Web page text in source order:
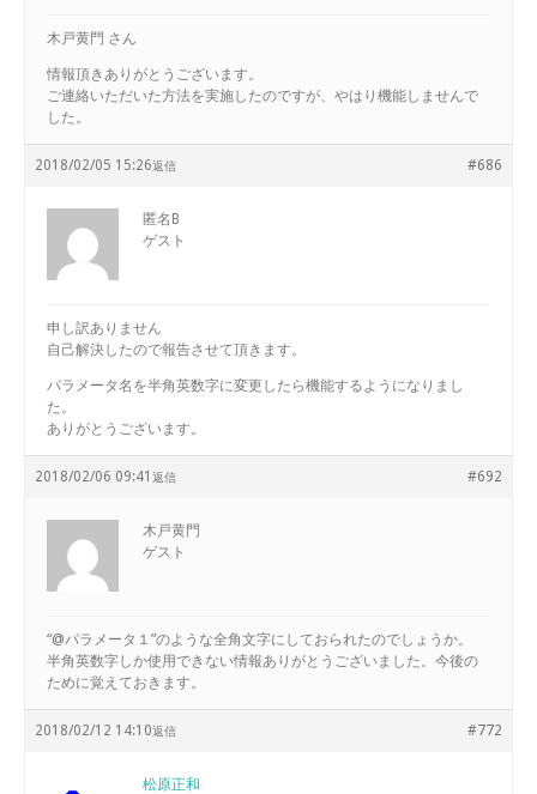
木戸黄門 さん
情報頂きありがとうございます。
ご連絡いただいた方法を実施したのですが、やはり機能しませんで
した。
2018/02/05 15:26 #686
返信
匿名B
ゲスト
申し訳ありません
自己解決したので報告させて頂きます。
パラメータ名を半角英数字に変更したら機能するようになりまし
た。
ありがとうございます。
2018/02/06 09:41 #692
返信
木戸黄門
ゲスト
“@パラメータ１”のような全角文字にしておられたのでしょうか。
半角英数字しか使用できない情報ありがとうございました。今後の
ために覚えておきます。
2018/02/12 14:10 #772
返信
松原正和